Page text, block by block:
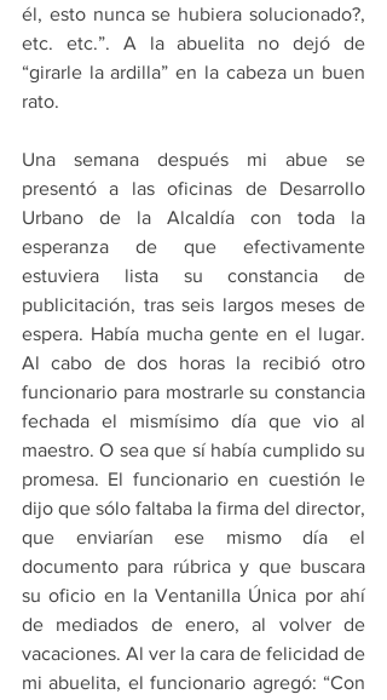
él, esto nunca se hubiera solucionado?,
etc. etc.”. A la abuelita no dejó de
“girarle la ardilla” en la cabeza un buen
rato.
Una semana después mi abue se
presentó a las oficinas de Desarrollo
Urbano de la Alcaldía con toda la
esperanza de que efectivamente
estuviera lista su constancia de
publicitación, tras seis largos meses de
espera. Había mucha gente en el lugar.
Al cabo de dos horas la recibió otro
funcionario para mostrarle su constancia
fechada el mismísimo día que vio al
maestro. O sea que sí había cumplido su
promesa. El funcionario en cuestión le
dijo que sólo faltaba la firma del director,
que enviarían ese mismo día el
documento para rúbrica y que buscara
su oficio en la Ventanilla Única por ahí
de mediados de enero, al volver de
vacaciones. Al ver la cara de felicidad de
mi abuelita, el funcionario agregó: “Con